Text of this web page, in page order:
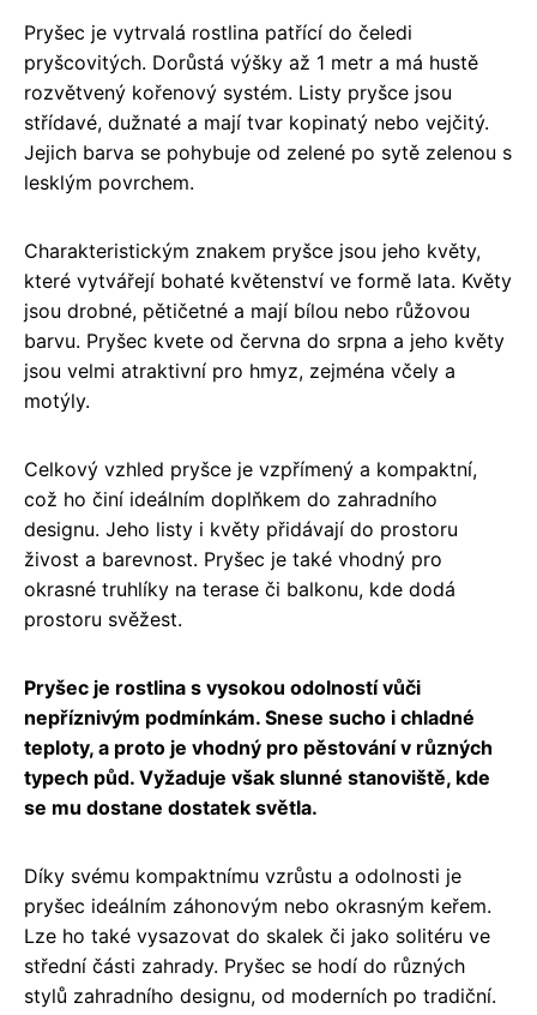
Pryšec je vytrvalá rostlina patřící do čeledi
pryšcovitých. Dorůstá výšky až 1 metr a má hustě
rozvětvený kořenový systém. Listy pryšce jsou
střídavé, dužnaté a mají tvar kopinatý nebo vejčitý.
Jejich barva se pohybuje od zelené po sytě zelenou s
lesklým povrchem.
Charakteristickým znakem pryšce jsou jeho květy,
které vytvářejí bohaté květenství ve formě lata. Květy
jsou drobné, pětičetné a mají bílou nebo růžovou
barvu. Pryšec kvete od června do srpna a jeho květy
jsou velmi atraktivní pro hmyz, zejména včely a
motýly.
Celkový vzhled pryšce je vzpřímený a kompaktní,
což ho činí ideálním doplňkem do zahradního
designu. Jeho listy i květy přidávají do prostoru
živost a barevnost. Pryšec je také vhodný pro
okrasné truhlíky na terase či balkonu, kde dodá
prostoru svěžest.
Pryšec je rostlina s vysokou odolností vůči
nepříznivým podmínkám. Snese sucho i chladné
teploty, a proto je vhodný pro pěstování v různých
typech půd. Vyžaduje však slunné stanoviště, kde
se mu dostane dostatek světla.
Díky svému kompaktnímu vzrůstu a odolnosti je
pryšec ideálním záhonovým nebo okrasným keřem.
Lze ho také vysazovat do skalek či jako solitéru ve
střední části zahrady. Pryšec se hodí do různých
stylů zahradního designu, od moderních po tradiční.